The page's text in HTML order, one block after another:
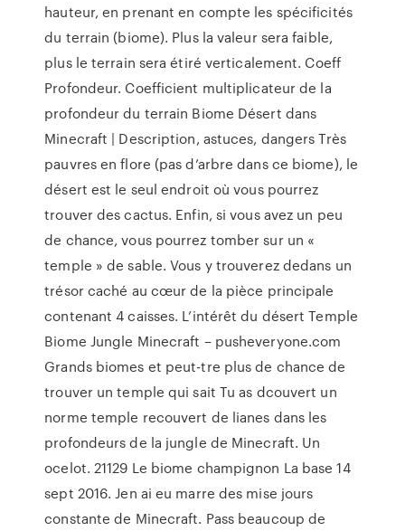
hauteur, en prenant en compte les spécificités
du terrain (biome). Plus la valeur sera faible,
plus le terrain sera étiré verticalement. Coeff
Profondeur. Coefficient multiplicateur de la
profondeur du terrain Biome Désert dans
Minecraft | Description, astuces, dangers Très
pauvres en flore (pas d’arbre dans ce biome), le
désert est le seul endroit où vous pourrez
trouver des cactus. Enfin, si vous avez un peu
de chance, vous pourrez tomber sur un «
temple » de sable. Vous y trouverez dedans un
trésor caché au cœur de la pièce principale
contenant 4 caisses. L’intérêt du désert Temple
Biome Jungle Minecraft – pusheveryone.com
Grands biomes et peut-tre plus de chance de
trouver un temple qui sait Tu as dcouvert un
norme temple recouvert de lianes dans les
profondeurs de la jungle de Minecraft. Un
ocelot. 21129 Le biome champignon La base 14
sept 2016. Jen ai eu marre des mise jours
constante de Minecraft. Pass beaucoup de